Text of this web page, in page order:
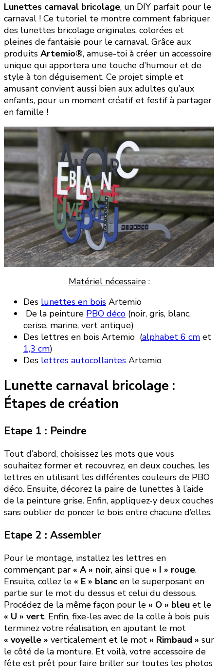
Lunettes carnaval bricolage, un DIY parfait pour le
carnaval ! Ce tutoriel te montre comment fabriquer
des lunettes bricolage originales, colorées et
pleines de fantaisie pour le carnaval. Grâce aux
produits Artemio®, amuse-toi à créer un accessoire
unique qui apportera une touche d’humour et de
style à ton déguisement. Ce projet simple et
amusant convient aussi bien aux adultes qu’aux
enfants, pour un moment créatif et festif à partager
en famille !
Matériel nécessaire:
Des lunettes en bois Artemio
De la peinture PBO déco (noir, gris, blanc,
cerise, marine, vert antique)
Des lettres en bois Artemio (alphabet 6 cm et
1,3 cm)
Des lettres autocollantes Artemio
Lunette carnaval bricolage :
Étapes de création
Etape 1 : Peindre
Tout d’abord, choisissez les mots que vous
souhaitez former et recouvrez, en deux couches, les
lettres en utilisant les différentes couleurs de PBO
déco. Ensuite, décorez la paire de lunettes à l’aide
de la peinture grise. Enfin, appliquez-y deux couches
sans oublier de poncer le bois entre chacune d’elles.
Etape 2 : Assembler
Pour le montage, installez les lettres en
commençant par « A » noir, ainsi que « I » rouge.
Ensuite, collez le « E » blanc en le superposant en
partie sur le mot du dessus et celui du dessous.
Procédez de la même façon pour le « O » bleu et le
« U » vert. Enfin, fixe-les avec de la colle à bois puis
terminez votre réalisation, en ajoutant le mot
« voyelle » verticalement et le mot « Rimbaud » sur
le côté de la monture. Et voilà, votre accessoire de
fête est prêt pour faire briller sur toutes les photos